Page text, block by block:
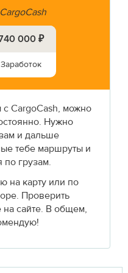
000 ₽
Заработок
CargoCash, можно
Нужно
и дальше
тебе маршруты и
грузам.
на карту или по
Проверить
на сайте. В общем,